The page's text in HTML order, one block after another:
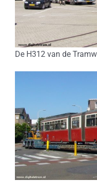
De H312 van de